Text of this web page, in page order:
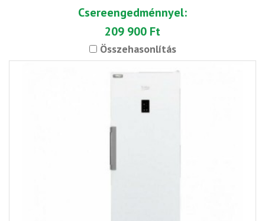
Csereengedménnyel:
209 900 Ft
Összehasonlítás